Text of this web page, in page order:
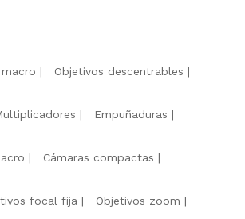
Objetivos descentrables
Empuñaduras
Cámaras compactas
focal fija
Objetivos zoom